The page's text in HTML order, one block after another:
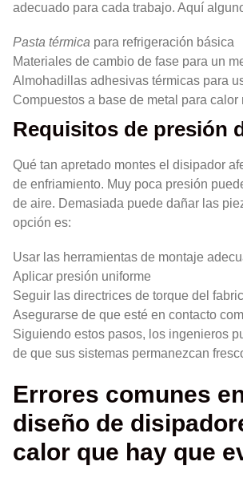
adecuado para cada trabajo. Aquí
Pasta térmica para refrigeración básica
Materiales de cambio de fase para un
Almohadillas adhesivas térmicas para
Compuestos a base de metal para calor
Requisitos de presión
Qué tan apretado montes el disipador
de enfriamiento. Muy poca presión
de aire. Demasiada puede dañar las
opción es:
Usar las herramientas de montaje
Aplicar presión uniforme
Seguir las directrices de torque del
Asegurarse de que esté en contacto
Siguiendo estos pasos, los ingenieros
de que sus sistemas permanezcan
Errores comunes
diseño de
calor que hay que